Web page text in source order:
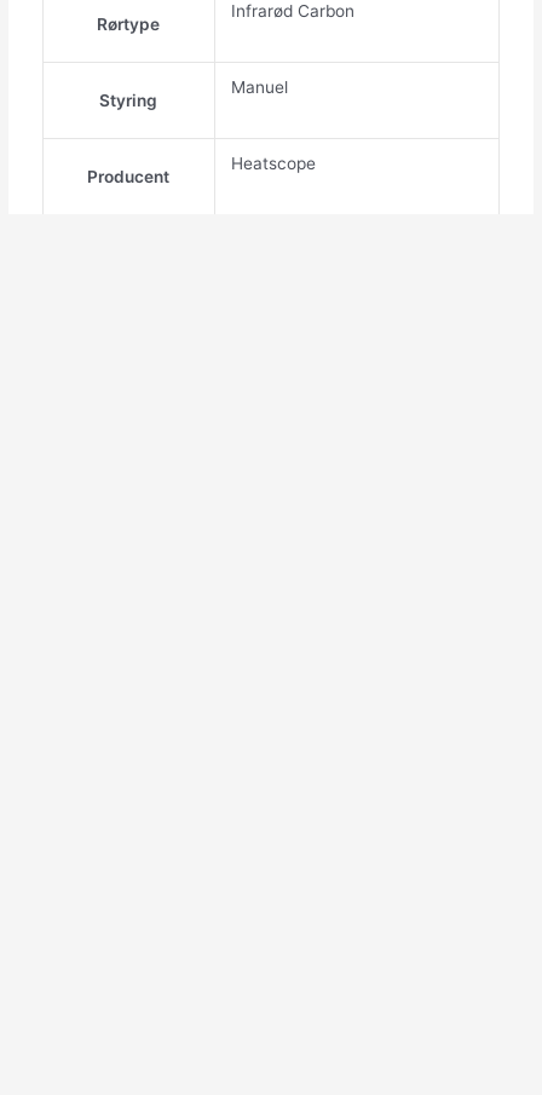
Rørtype
Infrarød Carbon
Styring
Manuel
Producent
Heatscope